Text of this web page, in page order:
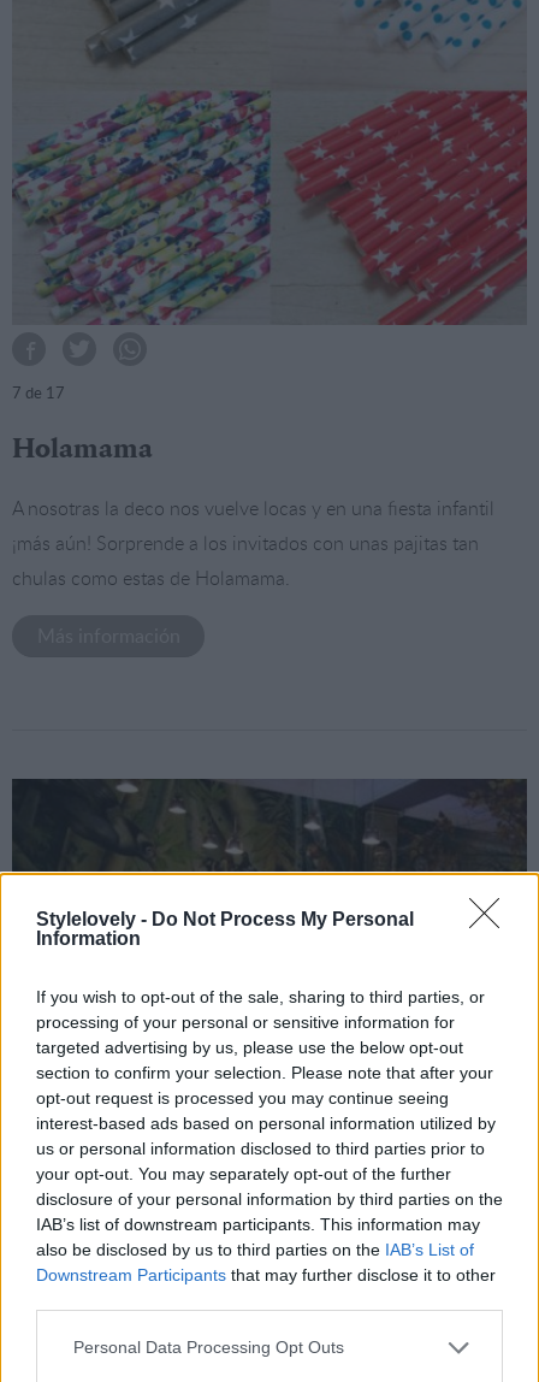
Stylelovely - Do Not Process My Personal
Information
If you wish to opt-out of the sale, sharing to third parties, or
processing of your personal or sensitive information for
targeted advertising by us, please use the below opt-out
section to confirm your selection. Please note that after your
opt-out request is processed you may continue seeing
interest-based ads based on personal information utilized by
us or personal information disclosed to third parties prior to
your opt-out. You may separately opt-out of the further
disclosure of your personal information by third parties on the
IAB’s list of downstream participants. This information may
also be disclosed by us to third parties on the IAB’s List of
Downstream Participants that may further disclose it to other
Personal Data Processing Opt Outs
7 de 17
Holamama
A nosotras la deco nos vuelve locas y en una fiesta infantil
¡más aún! Sorprende a los invitados con unas pajitas tan
chulas como estas de Holamama.